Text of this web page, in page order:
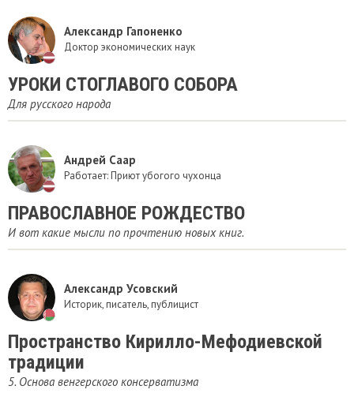
Александр Гапоненко
Доктор экономических наук
УРОКИ СТОГЛАВОГО СОБОРА
Для русского народа
Андрей Саар
Работает: Приют убогого чухонца
ПРАВОСЛАВНОЕ РОЖДЕСТВО
И вот какие мысли по прочтению новых книг.
Александр Усовский
Историк, писатель, публицист
Пространство Кирилло-Мефодиевской
традиции
5. Основа венгерского консерватизма